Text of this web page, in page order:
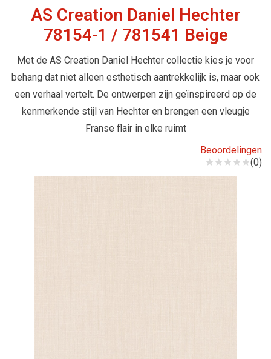
AS Creation Daniel Hechter
78154-1 / 781541 Beige
Met de AS Creation Daniel Hechter collectie kies je voor
behang dat niet alleen esthetisch aantrekkelijk is, maar ook
een verhaal vertelt. De ontwerpen zijn geïnspireerd op de
kenmerkende stijl van Hechter en brengen een vleugje
Franse flair in elke ruimt
Beoordelingen
(0)